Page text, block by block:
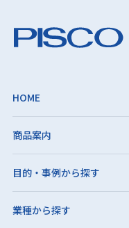
HOME
商品案内
目的・事例から探す
業種から探す